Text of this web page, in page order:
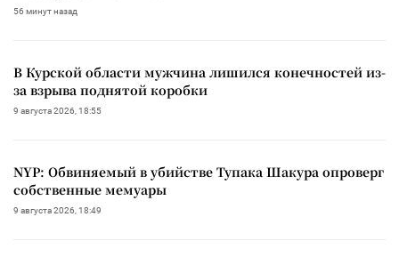
56 минут назад
В Курской области мужчина лишился конечностей из-
за взрыва поднятой коробки
9 августа 2026, 18:55
NYP: Обвиняемый в убийстве Тупака Шакура опроверг
собственные мемуары
9 августа 2026, 18:49